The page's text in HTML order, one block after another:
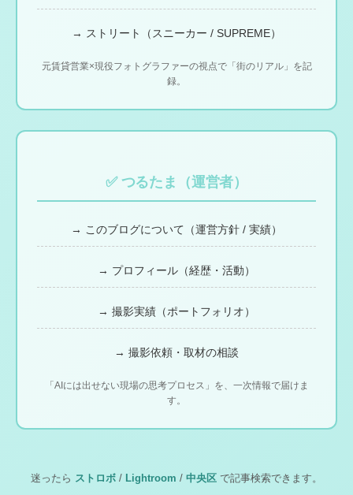
→ ストリート（スニーカー / SUPREME）
元賃貸営業×現役フォトグラファーの視点で「街のリアル」を記
録。
✅ つるたま（運営者）
→ このブログについて（運営方針 / 実績）
→ プロフィール（経歴・活動）
→ 撮影実績（ポートフォリオ）
→ 撮影依頼・取材の相談
「AIには出せない現場の思考プロセス」を、一次情報で届けま
す。
迷ったら ストロボ / Lightroom / 中央区 で記事検索できます。